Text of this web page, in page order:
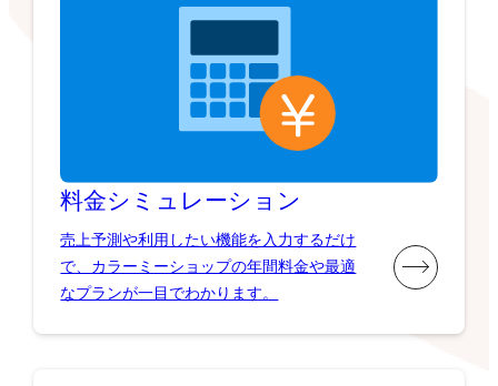
料金シミュレーション
売上予測や利用したい機能を入力するだけ
で、カラーミーショップの年間料金や最適
なプランが一目でわかります。